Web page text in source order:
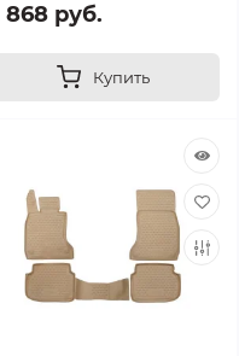
868 руб.
Купить